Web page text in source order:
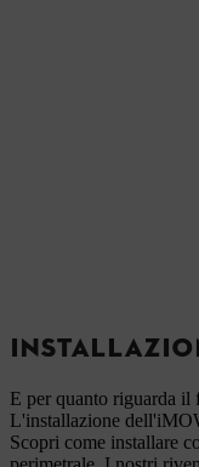
E per quanto riguarda il
L'installazione
Scopri come installare